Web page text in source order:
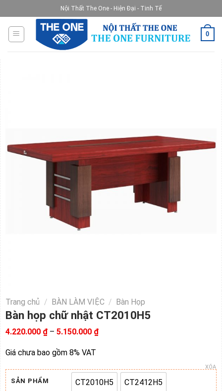
to
content
Nội Thất The One - Hiện Đại - Tinh Tế
0
Trang chủ / BÀN LÀM VIỆC / Bàn Họp
Bàn họp chữ nhật CT2010H5
4.220.000 ₫ – 5.150.000 ₫Khoảng
5.150.000 ₫
Giá chưa bao gồm 8% VAT
SẢN PHẨM CT2010H5
CT2010H5CT2412H5
CT2412H5
XÓA